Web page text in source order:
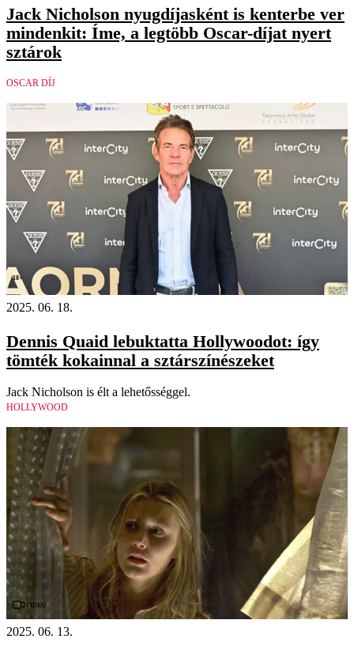
Jack Nicholson nyugdíjasként is kenterbe ver
mindenkit: Íme, a legtöbb Oscar-díjat nyert
sztárok
OSCAR DÍJ
18+
2025. 06. 18.
Dennis Quaid lebuktatta Hollywoodot: így
tömték kokainnal a sztárszínészeket
Jack Nicholson is élt a lehetősséggel.
HOLLYWOOD
Videó
2025. 06. 13.